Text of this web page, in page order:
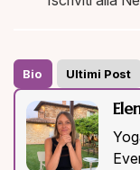
Bio Ultimi Post